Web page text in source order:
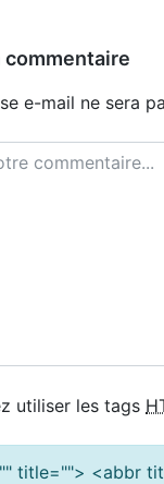
commentaire
e-mail ne sera
utiliser les tags
title=""> <abbr